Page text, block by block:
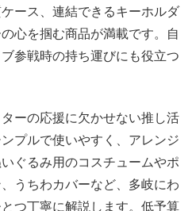
ース、連結できるキーホルダ
心を掴む商品が満載です。自
参戦時の持ち運びにも役立つ
ーの応援に欠かせない推し活
プルで使いやすく、アレンジ
ぐるみ用のコスチュームやポ
うちわカバーなど、多岐にわ
つ丁寧に解説します。低予算